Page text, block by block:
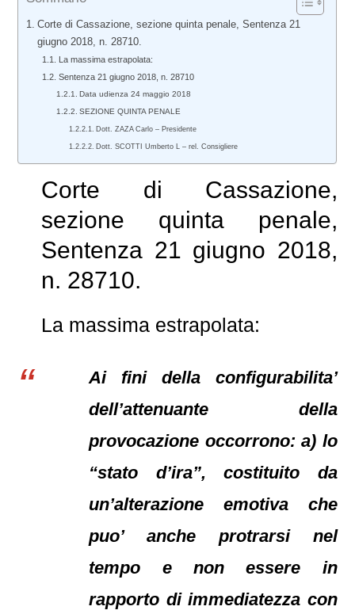
Corte di Cassazione, sezione quinta penale, Sentenza 21
giugno 2018, n. 28710.
La massima estrapolata:
Sentenza 21 giugno 2018, n. 28710
Data udienza 24 maggio 2018
SEZIONE QUINTA PENALE
Dott. ZAZA Carlo – Presidente
Dott. SCOTTI Umberto L – rel. Consigliere
Corte di Cassazione,
sezione quinta penale,
Sentenza 21 giugno 2018,
n. 28710.
La massima estrapolata:
Ai fini della configurabilita’
dell’attenuante della
provocazione occorrono: a) lo
“stato d’ira”, costituito da
un’alterazione emotiva che
puo’ anche protrarsi nel
tempo e non essere in
rapporto di immediatezza con